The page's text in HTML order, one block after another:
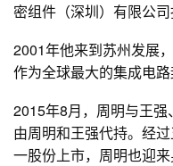
密组件（深圳）有限公
2001年他来到苏州发展
作为全球最大的集成电路
2015年8月，周明与王
由周明和王强代持。经
一股份上市，周明也迎